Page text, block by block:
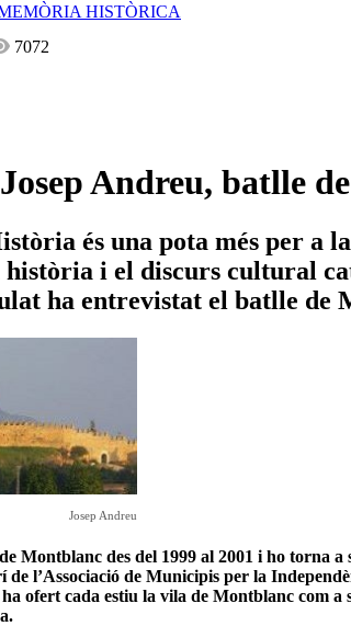
HISTÒRICA
7072
Andreu, batlle
és una pota més per
i el discurs cultural
ha entrevistat el batlle de
Josep Andreu
Montblanc des del 1999 al 2001 i ho torna
l’Associació de Municipis per la
ofert cada estiu la vila de Montblanc com